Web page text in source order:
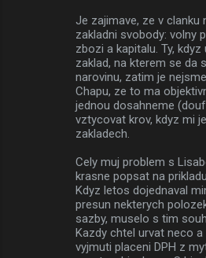
Je zajimave, ze v clanku
zakladni svobody: volny
zbozi a kapitalu. Ty,
zaklad, na kterem se da
narovinu, zatim je
Chapu, ze to ma
jednou dosahneme
vztycovat krov, kdyz mi
zakladech.
Cely muj problem s
krasne popsat na
Kdyz letos dojednaval
presun nekterych
sazby, muselo s tim
Kazdy chtel urvat neco
vyjmuti placeni DPH z